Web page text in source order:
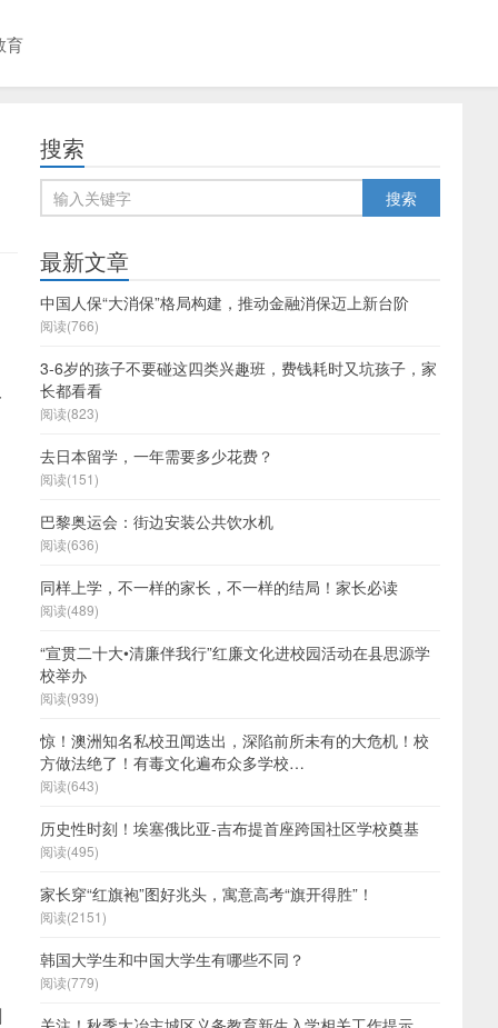
育
搜索
最新文章
中国人保“大消保”格局构建，推动金融消保迈上新台阶
阅读(766)
3-6岁的孩子不要碰这四类兴趣班，费钱耗时又坑孩子，家
长都看看
阅读(823)
去日本留学，一年需要多少花费？
阅读(151)
巴黎奥运会：街边安装公共饮水机
阅读(636)
同样上学，不一样的家长，不一样的结局！家长必读
阅读(489)
“宣贯二十大•清廉伴我行”红廉文化进校园活动在县思源学
校举办
阅读(939)
惊！澳洲知名私校丑闻迭出，深陷前所未有的大危机！校
方做法绝了！有毒文化遍布众多学校…
阅读(643)
历史性时刻！埃塞俄比亚-吉布提首座跨国社区学校奠基
阅读(495)
家长穿“红旗袍”图好兆头，寓意高考“旗开得胜”！
阅读(2151)
韩国大学生和中国大学生有哪些不同？
阅读(779)